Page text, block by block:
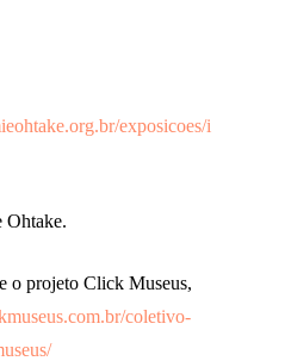
exposicoes/i
Ohtake.
o projeto Click Museus,
coletivo-